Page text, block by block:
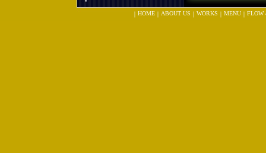
｜ HOME｜ ABOUT US ｜ WORKS ｜ MENU｜ FLOW